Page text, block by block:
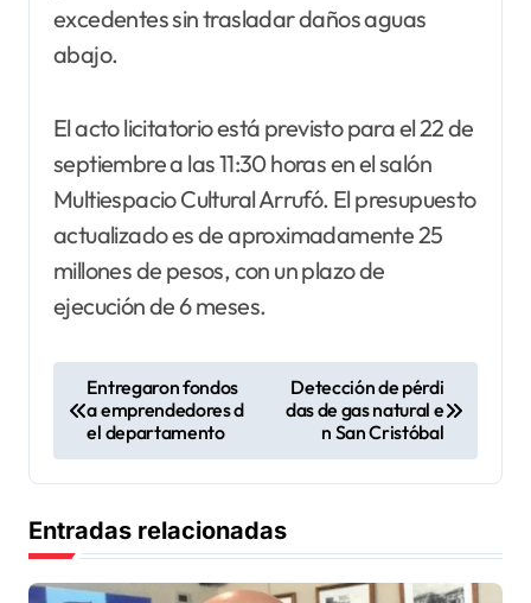
excedentes sin trasladar daños aguas
abajo.
El acto licitatorio está previsto para el 22 de
septiembre a las 11:30 horas en el salón
Multiespacio Cultural Arrufó. El presupuesto
actualizado es de aproximadamente 25
millones de pesos, con un plazo de
ejecución de 6 meses.
v
g
a
Entregaron fondos
a emprendedores d
el departamento
Detección de pérdi
das de gas natural e
n San Cristóbal
Entradas relacionadas